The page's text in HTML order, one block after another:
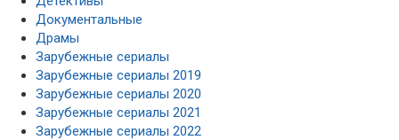
Документальные
Драмы
Зарубежные сериалы
Зарубежные сериалы 2019
Зарубежные сериалы 2020
Зарубежные сериалы 2021
Зарубежные сериалы 2022